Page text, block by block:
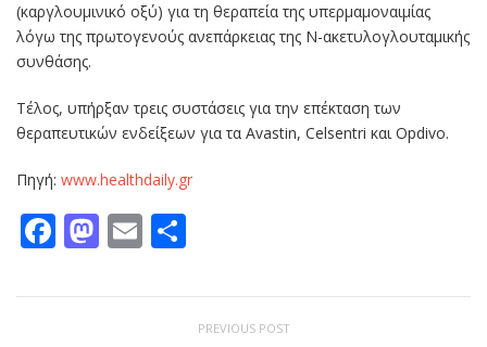
(καργλουμινικό οξύ) για τη θεραπεία της υπερμαμοναιμίας
λόγω της πρωτογενούς ανεπάρκειας της Ν-ακετυλογλουταμικής
συνθάσης.
Τέλος, υπήρξαν τρεις συστάσεις για την επέκταση των
θεραπευτικών ενδείξεων για τα Avastin, Celsentri και Opdivo.
Πηγή: www.healthdaily.gr
Facebook
Mastodon
Email
PREVIOUS POST